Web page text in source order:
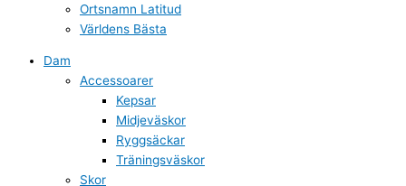
Ortsnamn Latitud
Världens Bästa
Dam
Accessoarer
Kepsar
Midjeväskor
Ryggsäckar
Träningsväskor
Skor